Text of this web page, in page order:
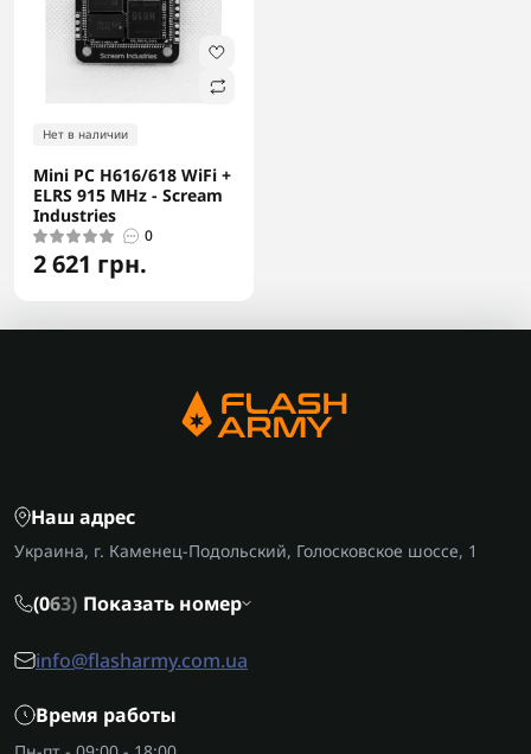
Нет в наличии
Mini PC H616/618 WiFi +
ELRS 915 MHz - Scream
Industries
0
2 621 грн.
Наш адрес
Украина, г. Каменец-Подольский, Голосковское шоссе, 1
(063) Показать номер
info@flasharmy.com.ua
Время работы